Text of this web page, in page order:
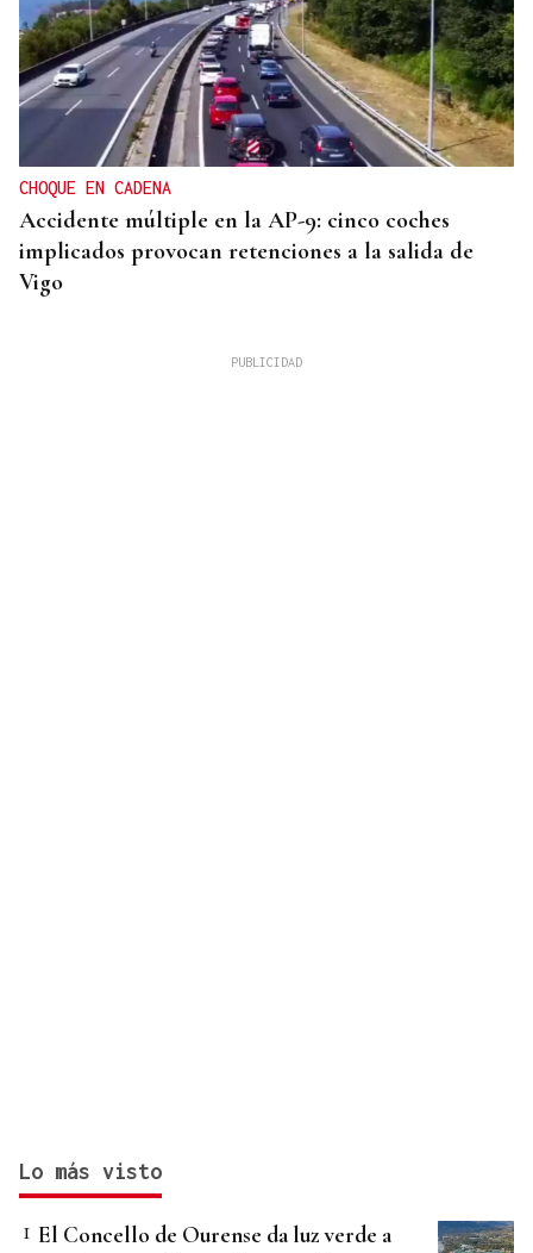
CHOQUE EN CADENA
Accidente múltiple en la AP-9: cinco coches
implicados provocan retenciones a la salida de
Vigo
Lo más visto
El Concello de Ourense da luz verde a